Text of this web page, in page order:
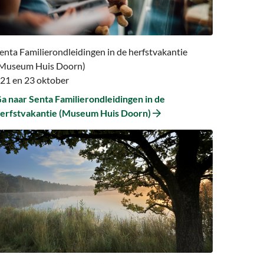
Familierondleidingen in de herfstvakantie
Huis Doorn)
en 23 oktober
naar Senta Familierondleidingen in de
(Museum Huis Doorn)
naar